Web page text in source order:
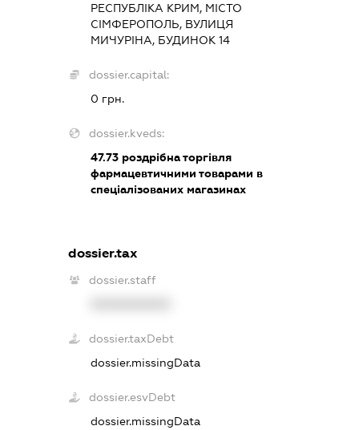
РЕСПУБЛІКА КРИМ, МІСТО
СІМФЕРОПОЛЬ, ВУЛИЦЯ
МИЧУРІНА, БУДИНОК 14
dossier.capital:
0 грн.
dossier.kveds:
47.73 роздрібна торгівля
фармацевтичними товарами в
спеціалізованих магазинах
dossier.tax
dossier.staff
dossier.taxDebt
dossier.missingData
dossier.esvDebt
dossier.missingData